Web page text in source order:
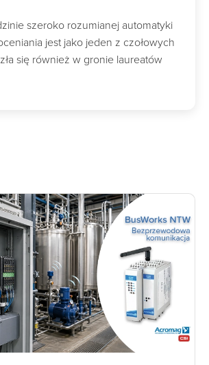
szeroko rozumianej automatyki
jest jako jeden z czołowych
się również w gronie laureatów